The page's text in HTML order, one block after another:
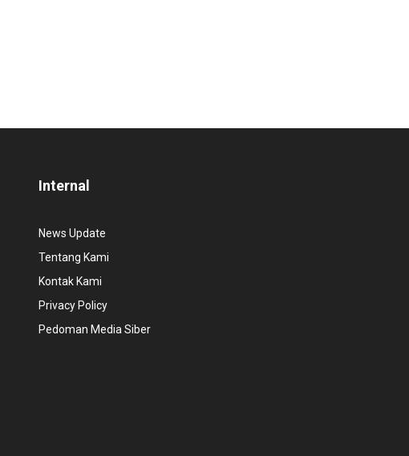
Internal
News Update
Tentang Kami
Kontak Kami
Privacy Policy
Pedoman Media Siber